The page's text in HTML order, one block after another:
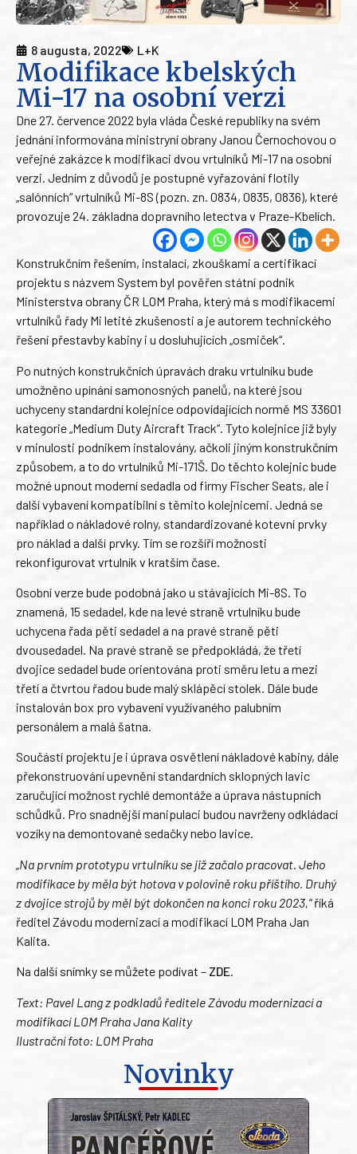
8 augusta, 2022 L+K
Modifikace kbelských
Mi-17 na osobní verzi
Dne 27. července 2022 byla vláda České republiky na svém
jednání informována ministryní obrany Janou Černochovou o
veřejné zakázce k modifikaci dvou vrtulníků Mi-17 na osobní
verzi. Jedním z důvodů je postupné vyřazování flotily
„salónních“ vrtulníků Mi-8S (pozn. zn. 0834, 0835, 0836), které
provozuje 24. základna dopravního letectva v Praze-Kbelích.
Konstrukčním řešením, instalací, zkouškami a certifikací
projektu s názvem System byl pověřen státní podnik
Ministerstva obrany ČR LOM Praha, který má s modifikacemi
vrtulníků řady Mi letité zkušenosti a je autorem technického
řešení přestavby kabiny i u dosluhujících „osmiček“.
Po nutných konstrukčních úpravách draku vrtulníku bude
umožněno upínání samonosných panelů, na které jsou
uchyceny standardní kolejnice odpovídajících normě MS 33601
kategorie „Medium Duty Aircraft Track“. Tyto kolejnice již byly
v minulosti podnikem instalovány, ačkoli jiným konstrukčním
způsobem, a to do vrtulníků Mi-171Š. Do těchto kolejnic bude
možné upnout moderní sedadla od firmy Fischer Seats, ale i
další vybavení kompatibilní s těmito kolejnicemi. Jedná se
například o nákladové rolny, standardizované kotevní prvky
pro náklad a další prvky. Tím se rozšíří možnosti
rekonfigurovat vrtulník v kratším čase.
Osobní verze bude podobná jako u stávajících Mi-8S. To
znamená, 15 sedadel, kde na levé straně vrtulníku bude
uchycena řada pěti sedadel a na pravé straně pěti
dvousedadel. Na pravé straně se předpokládá, že třetí
dvojice sedadel bude orientována proti směru letu a mezi
třetí a čtvrtou řadou bude malý sklápěcí stolek. Dále bude
instalován box pro vybavení využívaného palubním
personálem a malá šatna.
Součástí projektu je i úprava osvětlení nákladové kabiny, dále
překonstruování upevnění standardních sklopných lavic
zaručující možnost rychlé demontáže a úprava nástupních
schůdků. Pro snadnější manipulaci budou navrženy odkládací
vozíky na demontované sedačky nebo lavice.
„Na prvním prototypu vrtulníku se již začalo pracovat. Jeho
modifikace by měla být hotova v polovině roku příštího. Druhý
z dvojice strojů by měl být dokončen na konci roku 2023,“říká
ředitel Závodu modernizací a modifikací LOM Praha Jan
Kalita.
Na další snímky se můžete podívat – ZDE.
Text: Pavel Lang z podkladů ředitele Závodu modernizací a
modifikací LOM Praha Jana Kality
Ilustrační foto: LOM Praha
Novinky